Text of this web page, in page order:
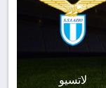
لاتسيو